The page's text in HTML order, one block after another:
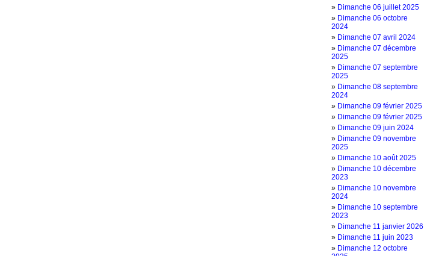
» Dimanche 06 juillet 2025
» Dimanche 06 octobre
2024
» Dimanche 07 avril 2024
» Dimanche 07 décembre
2025
» Dimanche 07 septembre
2025
» Dimanche 08 septembre
2024
» Dimanche 09 février 2025
» Dimanche 09 février 2025
» Dimanche 09 juin 2024
» Dimanche 09 novembre
2025
» Dimanche 10 août 2025
» Dimanche 10 décembre
2023
» Dimanche 10 novembre
2024
» Dimanche 10 septembre
2023
» Dimanche 11 janvier 2026
» Dimanche 11 juin 2023
» Dimanche 12 octobre